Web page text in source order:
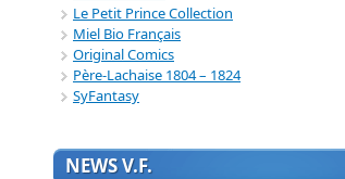
Le Petit Prince Collection
Miel Bio Français
Original Comics
Père-Lachaise 1804 – 1824
SyFantasy
NEWS V.F.